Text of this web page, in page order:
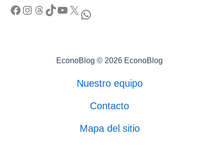
Facebook Instagram Threads TikTok YouTube X WhatsApp
EconoBlog © 2026 EconoBlog
Nuestro equipo
Contacto
Mapa del sitio